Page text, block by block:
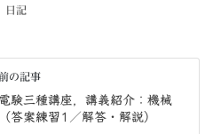
日記
の記事
電験三種講座，講義紹介：機械
（答案練習1／解答・解説）